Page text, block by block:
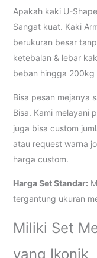
Apakah kaki U-
Sangat kuat. Kaki
berukuran besar
ketebalan & lebar
beban hingga
Bisa pesan mejanya
Bisa. Kami melayani
juga bisa custom
atau request warna
harga custom.
Harga Set Standar:
tergantung ukuran
Miliki Set
yang Ikonik